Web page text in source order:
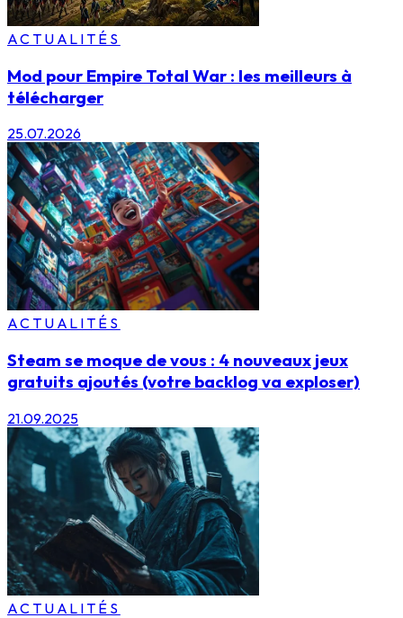
ACTUALITÉS
Mod pour Empire Total War : les meilleurs à
télécharger
25.07.2026
ACTUALITÉS
Steam se moque de vous : 4 nouveaux jeux
gratuits ajoutés (votre backlog va exploser)
21.09.2025
ACTUALITÉS